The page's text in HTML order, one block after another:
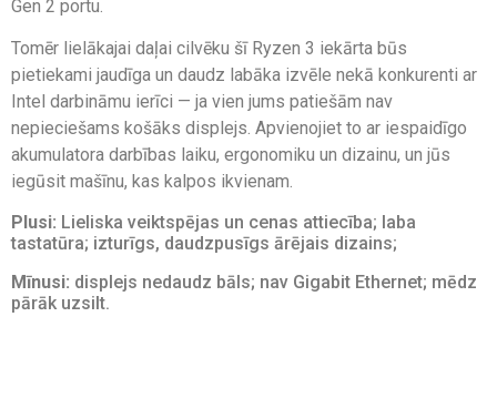
Gen 2 portu.
Tomēr lielākajai daļai cilvēku šī Ryzen 3 iekārta būs
pietiekami jaudīga un daudz labāka izvēle nekā konkurenti ar
Intel darbināmu ierīci — ja vien jums patiešām nav
nepieciešams košāks displejs. Apvienojiet to ar iespaidīgo
akumulatora darbības laiku, ergonomiku un dizainu, un jūs
iegūsit mašīnu, kas kalpos ikvienam.
Plusi: Lieliska veiktspējas un cenas attiecība; laba
tastatūra; izturīgs, daudzpusīgs ārējais dizains;
Mīnusi: displejs nedaudz bāls; nav Gigabit Ethernet; mēdz
pārāk uzsilt.